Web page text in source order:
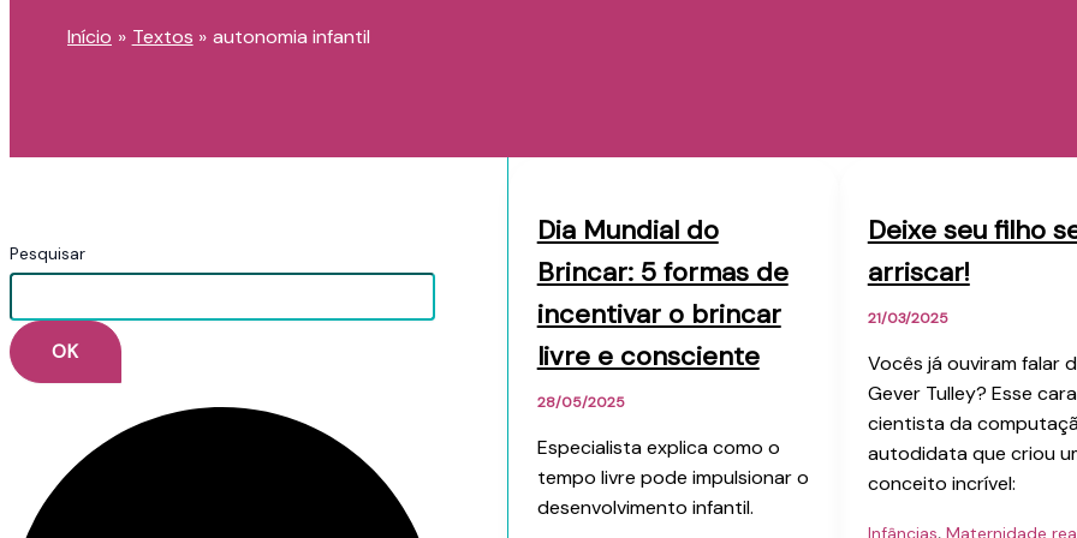
Início Textos autonomia infantil
Pesquisar
OK
Dia Mundial do
Brincar: 5 formas de
incentivar o brincar
livre e consciente
28/05/2025
Especialista explica como o
tempo livre pode impulsionar o
desenvolvimento infantil.
Deixe seu filho
arriscar!
21/03/2025
Vocês já ouviram falar
Gever Tulley? Esse
cientista da
autodidata que criou
conceito incrível: